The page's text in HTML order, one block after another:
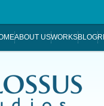
ABOUT USWORKSBLOG